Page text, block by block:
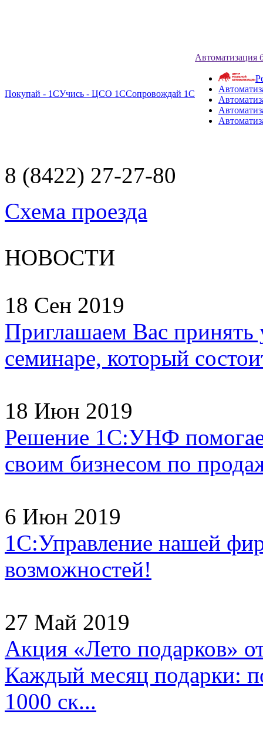
Покупай - 1СУчись - ЦСО 1ССопровождай 1С
Автоматизация
8 (8422) 27-27-80
Схема проезда
НОВОСТИ
18 Сен 2019
Приглашаем Вас принять
семинаре, который
18 Июн 2019
Решение 1С:УНФ
своим бизнесом по
6 Июн 2019
1С:Управление нашей
возможностей!
27 Май 2019
Акция «Лето подарков»
Каждый месяц подарки:
1000 ск...